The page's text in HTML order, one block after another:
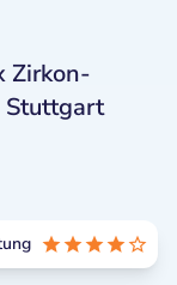
Zirkon-
Stuttgart